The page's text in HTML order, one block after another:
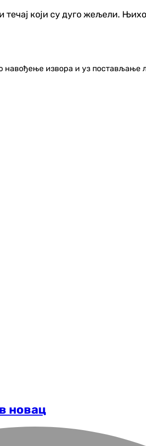
који су дуго жељели.
навођење извора и уз
новац